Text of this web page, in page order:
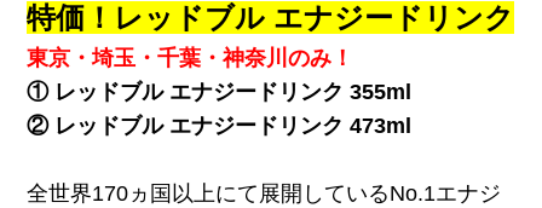
特価！レッドブル エナジードリンク
東京・埼玉・千葉・神奈川のみ！
① レッドブル エナジードリンク 355ml
② レッドブル エナジードリンク 473ml
全世界170ヵ国以上にて展開しているNo.1エナジ